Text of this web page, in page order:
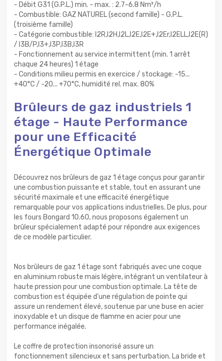
- Débit G31 (G.P.L.) min. - max. : 2.7-6.8 Nm³/h
- Combustible: GAZ NATUREL (second famille) - G.P.L.
(troisième famille)
- Catégorie combustible: I2R,I2H,I2L,I2E,I2E+,I2Er,I2ELL,I2E(R)
/ I3B/P,I3+,I3P,I3B,I3R
- Fonctionnement au service intermittent (min. 1 arrêt
chaque 24 heures) 1 étage
- Conditions milieu permis en exercice / stockage: -15...
+40°C / -20... +70°C, humidité rel. max. 80%
Brûleurs de gaz industriels 1
étage - Haute Performance
pour une Efficacité
Énergétique Optimale
Découvrez nos brûleurs de gaz 1 étage conçus pour garantir
une combustion puissante et stable, tout en assurant une
sécurité maximale et une efficacité énergétique
remarquable pour vos applications industrielles. De plus, pour
les fours Bongard 10.60, nous proposons également un
brûleur spécialement adapté pour répondre aux exigences
de ce modèle particulier.
Nos brûleurs de gaz 1 étage sont fabriqués avec une coque
en aluminium robuste mais légère, intégrant un ventilateur à
haute pression pour une combustion optimale. La tête de
combustion est équipée d'une régulation de pointe qui
assure un rendement élevé, soutenue par une buse en acier
inoxydable et un disque de flamme en acier pour une
performance inégalée.
Le coffre de protection insonorisé assure un
fonctionnement silencieux et sans perturbation. La bride et